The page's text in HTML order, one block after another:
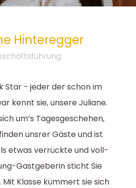
Hinteregger
Star - jeder der schon im
kennt sie, unsere Juliane.
um‘s Tagesgeschehen,
unsrer Gäste und ist
etwas verrückte und voll-
Gastgeberin sticht Sie
Mit Klasse kümmert sie sich